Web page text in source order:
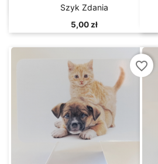
Szybki podgląd
Szyk Zdania
5,00 zł
favorite_border